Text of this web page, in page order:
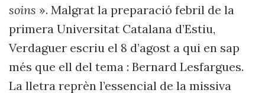
soins ». Malgrat la preparació febril de la
primera Universitat Catalana d’Estiu,
Verdaguer escriu el 8 d’agost a qui en sap
més que ell del tema : Bernard Lesfargues.
La lletra reprèn l’essencial de la missiva